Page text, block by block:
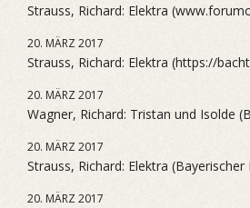
Strauss, Richard: Elektra
20. MÄRZ 2017
Strauss, Richard: Elektra (https://
20. MÄRZ 2017
Wagner, Richard: Tristan und Isolde
20. MÄRZ 2017
Strauss, Richard: Elektra (Bayerischer
20. MÄRZ 2017